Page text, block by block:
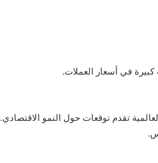
كبيرة في أسعار العملات.
تقدم توقعات حول النمو الاقتصادي.